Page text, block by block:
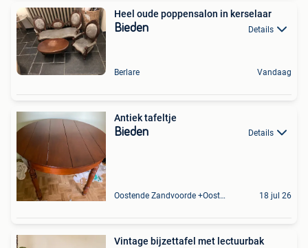
Heel oude poppensalon in kerselaar
Bieden Details
Berlare Vandaag
Antiek tafeltje
Bieden Details
Oostende Zandvoorde +Oostende 18 jul 26
Vintage bijzettafel met lectuurbak